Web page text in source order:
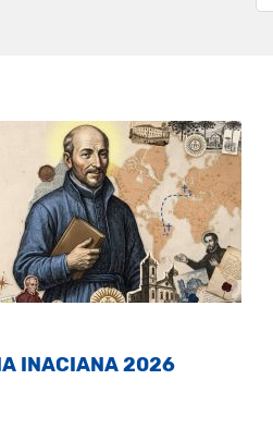
INACIANA 2026